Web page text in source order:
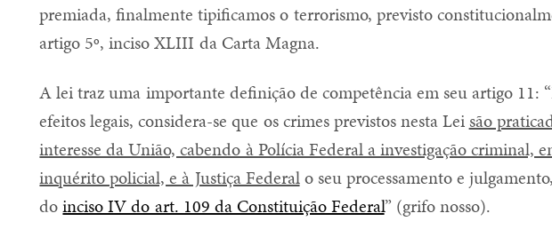
premiada, finalmente tipificamos o terrorismo, previsto
artigo 5º, inciso XLIII da Carta Magna.
A lei traz uma importante definição de competência em seu artigo 11:
efeitos legais, considera-se que os crimes previstos nesta Lei são
interesse da União, cabendo à Polícia Federal a investigação criminal,
inquérito policial, e à Justiça Federalo seu processamento e
doinciso IV do art. 109 da Constituição Federal” (grifo nosso).